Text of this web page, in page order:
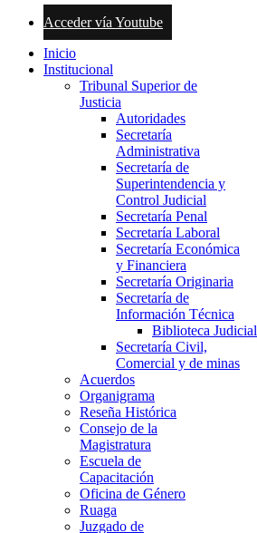
Acceder vía Youtube
Inicio
Institucional
Tribunal Superior de
Justicia
Autoridades
Secretaría
Administrativa
Secretaría de
Superintendencia y
Control Judicial
Secretaría Penal
Secretaría Laboral
Secretaría Económica
y Financiera
Secretaría Originaria
Secretaría de
Información Técnica
Biblioteca Judicial
Secretaría Civil,
Comercial y de minas
Acuerdos
Organigrama
Reseña Histórica
Consejo de la
Magistratura
Escuela de
Capacitación
Oficina de Género
Ruaga
Juzgado de